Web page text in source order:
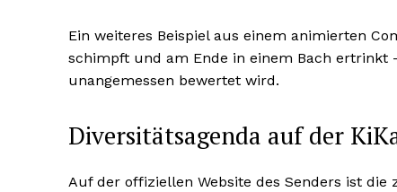
Ein weiteres Beispiel aus einem animierten
schimpft und am Ende in einem Bach
unangemessen bewertet wird.
Diversitätsagenda auf der
Auf der offiziellen Website des Senders ist die